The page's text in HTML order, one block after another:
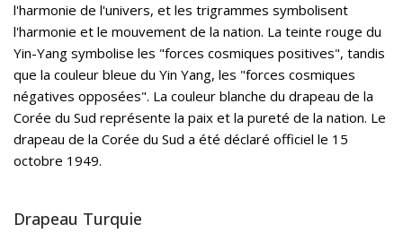
l'harmonie de l'univers, et les trigrammes symbolisent
l'harmonie et le mouvement de la nation. La teinte rouge du
Yin-Yang symbolise les "forces cosmiques positives", tandis
que la couleur bleue du Yin Yang, les "forces cosmiques
négatives opposées". La couleur blanche du drapeau de la
Corée du Sud représente la paix et la pureté de la nation. Le
drapeau de la Corée du Sud a été déclaré officiel le 15
octobre 1949.
Drapeau Turquie